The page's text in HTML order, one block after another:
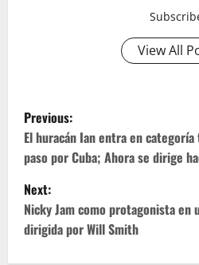
View All
P
o
s
t
n
Previous:
El huracán Ian entra en
paso por Cuba; Ahora se dirige
Next:
Nicky Jam como protagonista en
dirigida por Will Smith